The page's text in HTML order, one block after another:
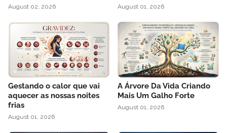
August 02, 2026 August 01, 2026
Gestando o calor que vai
aquecer as nossas noites
frias
August 01, 2026
A Árvore Da Vida Criando
Mais Um Galho Forte
August 01, 2026